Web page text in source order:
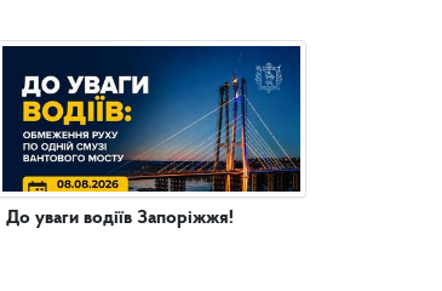
До уваги водіїв Запоріжжя!